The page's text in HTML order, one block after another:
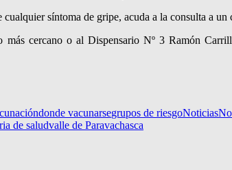
síntoma de gripe, acuda a la consulta a
más cercano o al Dispensario Nº 3 Ramón
donde vacunarsegrupos de riesgoNoticias
de saludvalle de Paravachasca